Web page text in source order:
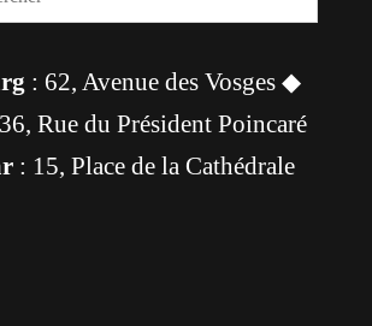
: 62, Avenue des Vosges ◆
Rue du Président Poincaré
: 15, Place de la Cathédrale